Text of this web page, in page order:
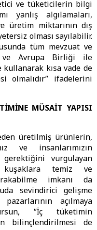
ve tüketicilerin bilgi
yanlış algılamaları,
miktarının dış
olması sayılabilir.
tüm mevzuat ve
ve Avrupa Birliği ile
kısa vade de
olmalıdır” ifadelerini
MÜSAİT YAPISI
üretilmiş ürünlerin,
ve insanlarımızın
gerektiğini vurgulayan
kuşaklara temiz ve
imkanı da
sevindirici gelişme
açılmaya
“İç tüketimin
bilinçlendirilmesi de